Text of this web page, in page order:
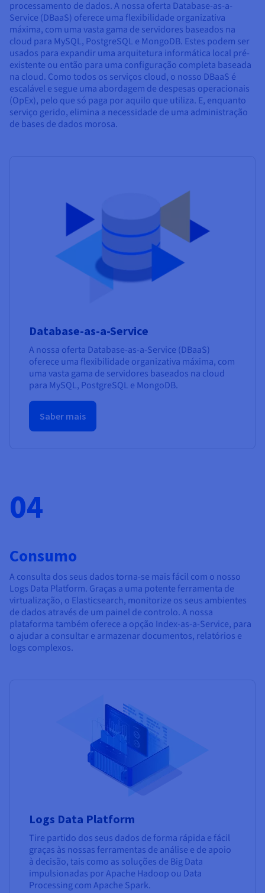
processamento de dados. A nossa oferta Database-as-a-
Service (DBaaS) oferece uma flexibilidade organizativa
máxima, com uma vasta gama de servidores baseados na
cloud para MySQL, PostgreSQL e MongoDB. Estes podem ser
usados para expandir uma arquitetura informática local pré-
existente ou então para uma configuração completa baseada
na cloud. Como todos os serviços cloud, o nosso DBaaS é
escalável e segue uma abordagem de despesas operacionais
(OpEx), pelo que só paga por aquilo que utiliza. E, enquanto
serviço gerido, elimina a necessidade de uma administração
de bases de dados morosa.
Database-as-a-Service
A nossa oferta Database-as-a-Service (DBaaS)
oferece uma flexibilidade organizativa máxima, com
uma vasta gama de servidores baseados na cloud
para MySQL, PostgreSQL e MongoDB.
Saber mais
04
Consumo
A consulta dos seus dados torna-se mais fácil com o nosso
Logs Data Platform. Graças a uma potente ferramenta de
virtualização, o Elasticsearch, monitorize os seus ambientes
de dados através de um painel de controlo. A nossa
plataforma também oferece a opção Index-as-a-Service, para
o ajudar a consultar e armazenar documentos, relatórios e
logs complexos.
Logs Data Platform
Tire partido dos seus dados de forma rápida e fácil
graças às nossas ferramentas de análise e de apoio
à decisão, tais como as soluções de Big Data
impulsionadas por Apache Hadoop ou Data
Processing com Apache Spark.